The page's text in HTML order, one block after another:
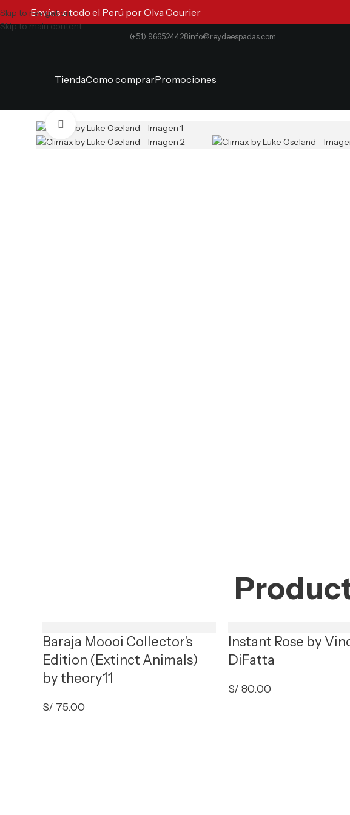
Skip to navigation
Skip to main content
Envíos a todo el Perú por Olva Courier
(+51) 966524428info@reydeespadas.com
TiendaComo comprarPromociones
Clic para ampliar
Baraja Moooi Collector’s
Edition (Extinct Animals)
by theory11
S/ 75.00
Instant Rose by
DiFatta
S/ 80.00